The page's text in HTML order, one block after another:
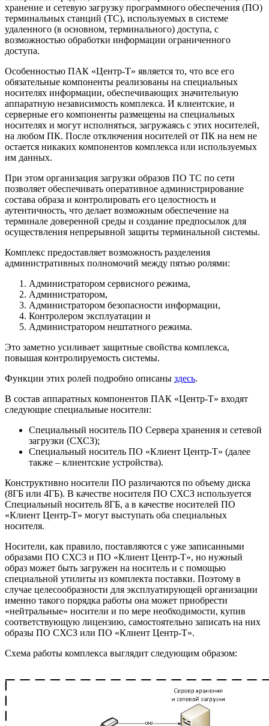
хранение и сетевую загрузку программного обеспечения (ПО)
терминальных станций (ТС), используемых в системе
удаленного (в основном, терминального) доступа, с
возможностью обработки информации ограниченного
доступа.
Особенностью ПАК «Центр-Т» является то, что все его
обязательные компоненты реализованы на специальных
носителях информации, обеспечивающих значительную
аппаратную независимость комплекса. И клиентские, и
серверные его компоненты размещены на специальных
носителях и могут исполняться, загружаясь с этих носителей,
на любом ПК. После отключения носителей от ПК на нем не
остается никаких компонентов комплекса или используемых
им данных.
При этом организация загрузки образов ПО ТС по сети
позволяет обеспечивать оперативное администрирование
состава образа и контролировать его целостность и
аутентичность, что делает возможным обеспечение на
терминале доверенной среды и создание предпосылок для
осуществления непрерывной защиты терминальной системы.
Комплекс предоставляет возможность разделения
административных полномочий между пятью ролями:
Администратором сервисного режима,
Администратором,
Администратором безопасности информации,
Контролером эксплуатации и
Администратором нештатного режима.
Это заметно усиливает защитные свойства комплекса,
повышая контролируемость системы.
Функции этих ролей подробно описаны здесь.
В состав аппаратных компонентов ПАК «Центр-Т» входят
следующие специальные носители:
Специальный носитель ПО Сервера хранения и сетевой
загрузки (СХСЗ);
Специальный носитель ПО «Клиент Центр-Т» (далее
также – клиентские устройства).
Конструктивно носители ПО различаются по объему диска
(8ГБ или 4ГБ). В качестве носителя ПО СХСЗ используется
Специальный носитель 8ГБ, а в качестве носителей ПО
«Клиент Центр-Т» могут выступать оба специальных
носителя.
Носители, как правило, поставляются с уже записанными
образами ПО СХСЗ и ПО «Клиент Центр-Т», но нужный
образ может быть загружен на носитель и с помощью
специальной утилиты из комплекта поставки. Поэтому в
случае целесообразности для эксплуатирующей организации
именно такого порядка работы она может приобрести
«нейтральные» носители и по мере необходимости, купив
соответствующую лицензию, самостоятельно записать на них
образы ПО СХСЗ или ПО «Клиент Центр-Т».
Схема работы комплекса выглядит следующим образом: